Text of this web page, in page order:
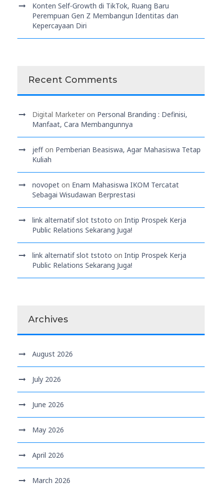
Konten Self-Growth di TikTok, Ruang Baru
Perempuan Gen Z Membangun Identitas dan
Kepercayaan Diri
Recent Comments
Digital Marketer on Personal Branding : Definisi,
Manfaat, Cara Membangunnya
jeff on Pemberian Beasiswa, Agar Mahasiswa Tetap
Kuliah
novopet on Enam Mahasiswa IKOM Tercatat
Sebagai Wisudawan Berprestasi
link alternatif slot tstoto on Intip Prospek Kerja
Public Relations Sekarang Juga!
link alternatif slot tstoto on Intip Prospek Kerja
Public Relations Sekarang Juga!
Archives
August 2026
July 2026
June 2026
May 2026
April 2026
March 2026